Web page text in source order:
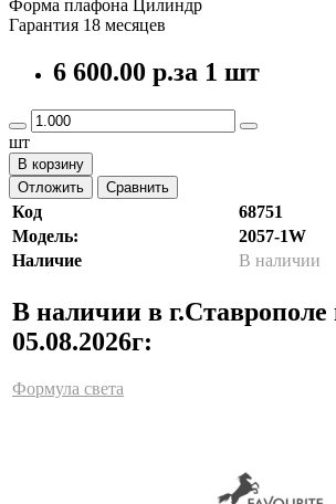
Форма плафона Цилиндр
Гарантия 18 месяцев
6 600.00 р.за 1 шт
шт
В корзину
Отложить
Сравнить
Код
68751
Модель:
2057-1W
Наличие
В наличии
В наличии в г.Ставрополе
05.08.2026г:
Формула света